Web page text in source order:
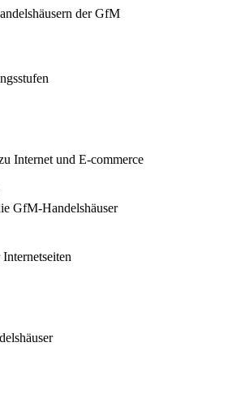
der GfM
Internet und E-commerce
GfM-Handelshäuser